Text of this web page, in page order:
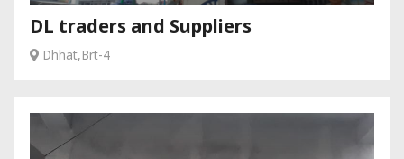
DL traders and Suppliers
Dhhat,Brt-4